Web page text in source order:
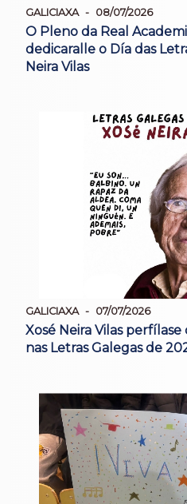
GALICIAXA 08/07/2026
O Pleno da Real
dedicaralle o Día das
Neira Vilas
GALICIAXA 07/07/2026
Xosé Neira Vilas
nas Letras Galegas de